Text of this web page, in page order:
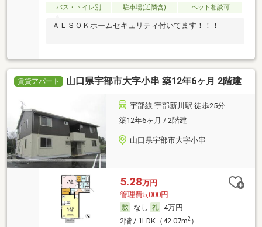
バス・トイレ別 駐車場(近隣含) ペット相談可
ＡＬＳＯＫホームセキュリティ付いてます！！！
賃貸アパート 山口県宇部市大字小串 築12年6ヶ月 2階建
宇部線 宇部新川駅 徒歩25分
築12年6ヶ月 / 2階建
山口県宇部市大字小串
5.28万円
管理費5,000円
なし
4万円
2階 / 1LDK（42.07m2）